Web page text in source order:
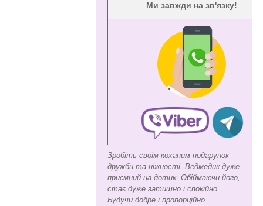
Ми завжди на зв'язку!
Зробіть своїм коханим подарунок
дружби та ніжності. Ведмедик дуже
приємний на дотик. Обіймаючи його,
стає дуже затишно і спокійно.
Будучи добре і пропорційно